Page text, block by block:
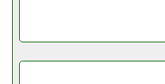
Cerchiamo